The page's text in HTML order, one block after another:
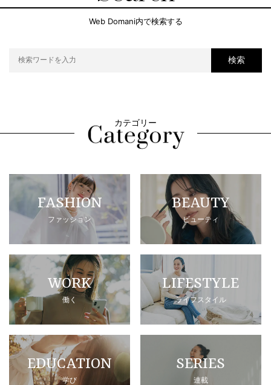
Web Domani内で検索する
検索
カテゴリー
FASHION
ファッション
BEAUTY
ビューティ
WORK
働く
LIFESTYLE
ライフスタイル
EDUCATION
学び
SERIES
連載